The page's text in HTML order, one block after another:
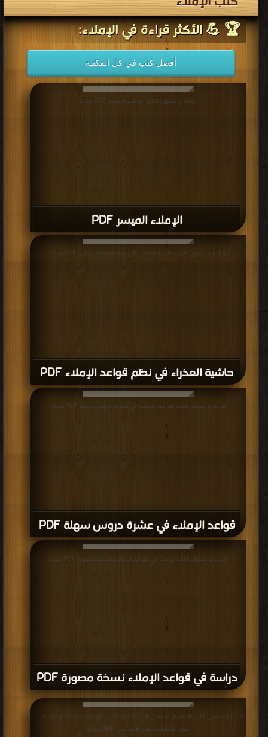
🏆 💪 الأكثر قراءة في الإملاء:
أفضل كتب في كل المكتبة
الإملاء الميسر PDF
قراءة و تحميل كتاب الإملاء الميسر PDF مجانا
حاشية العذراء في نظم قواعد الإملاء PDF
قراءة و تحميل كتاب حاشية العذراء في نظم قواعد الإملاء PDF مجانا
قواعد الإملاء في عشرة دروس سهلة PDF
قراءة و تحميل كتاب قواعد الإملاء في عشرة دروس سهلة PDF مجانا
دراسة في قواعد الإملاء نسخة مصورة PDF
قراءة و تحميل كتاب دراسة في قواعد الإملاء نسخة مصورة PDF مجانا
قراءة و تحميل كتاب المعجم المفصل في اللغة والأدب نحو صرف بلاغة عروض إملاء
فقه اللغة أدب نقد فكر أدبي PDF مجانا